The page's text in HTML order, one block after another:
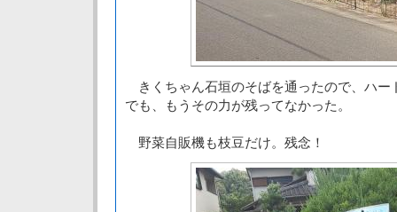
きくちゃん石垣のそばを通ったので、ハー
でも、もうその力が残ってなかった。
野菜自販機も枝豆だけ。残念！